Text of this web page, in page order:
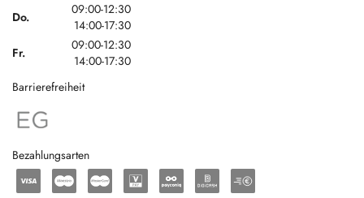
Do.
09:00-12:30
14:00-17:30
Fr.
09:00-12:30
14:00-17:30
Barrierefreiheit
Bezahlungsarten